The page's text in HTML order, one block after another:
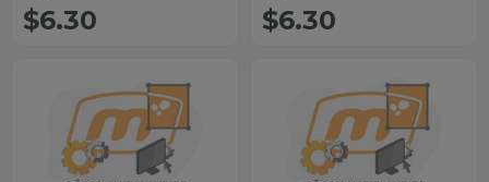
$6.30 $6.30